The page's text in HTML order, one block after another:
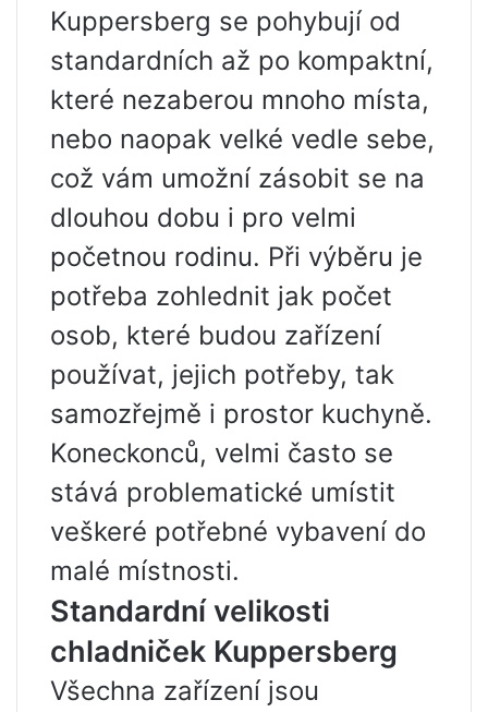
Kuppersberg se pohybují od
standardních až po kompaktní,
které nezaberou mnoho místa,
nebo naopak velké vedle sebe,
což vám umožní zásobit se na
dlouhou dobu i pro velmi
početnou rodinu. Při výběru je
potřeba zohlednit jak počet
osob, které budou zařízení
používat, jejich potřeby, tak
samozřejmě i prostor kuchyně.
Koneckonců, velmi často se
stává problematické umístit
veškeré potřebné vybavení do
malé místnosti.
Standardní velikosti
chladniček Kuppersberg
Všechna zařízení jsou